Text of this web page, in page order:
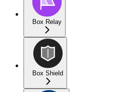
Box Relay
Box Shield